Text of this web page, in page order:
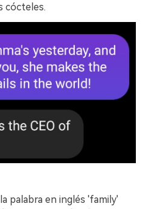
cócteles.
palabra en inglés 'family'